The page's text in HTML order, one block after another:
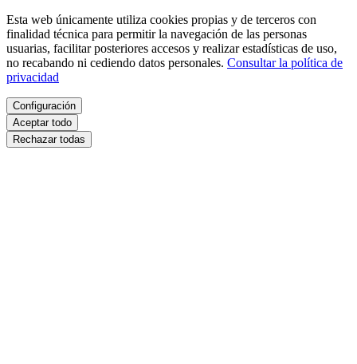
Esta web únicamente utiliza cookies propias y de terceros con
finalidad técnica para permitir la navegación de las personas
usuarias, facilitar posteriores accesos y realizar estadísticas de uso,
no recabando ni cediendo datos personales. Consultar la política de
privacidad
Configuración
Aceptar todo
Rechazar todas